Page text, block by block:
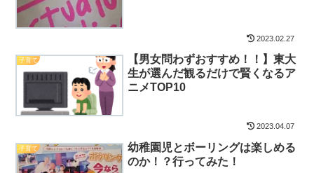
2023.02.27
子育て
【男女問わずおすすめ！！】東大
生が選んだ観るだけで賢くなるア
ニメTOP10
2023.04.07
子育て
幼稚園児とボーリングは楽しめる
のか！？行ってみた！